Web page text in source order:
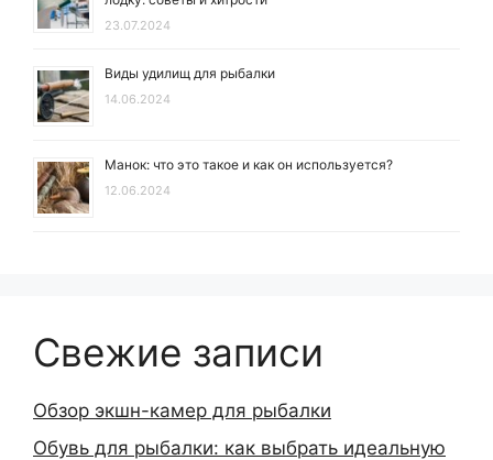
23.07.2024
Виды удилищ для рыбалки
14.06.2024
Манок: что это такое и как он используется?
12.06.2024
Свежие записи
Обзор экшн-камер для рыбалки
Обувь для рыбалки: как выбрать идеальную